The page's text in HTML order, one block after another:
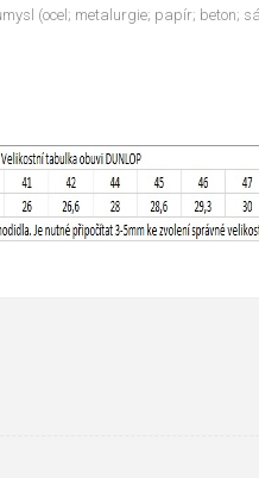
(ocel; metalurgie; papír; beton;